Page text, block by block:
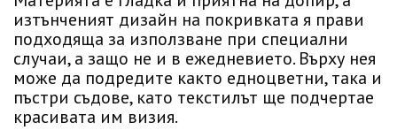
изтънченият дизайн на покривката я прави
подходяща за използване при специални
случаи, а защо не и в ежедневието. Върху нея
може да подредите както едноцветни, така и
пъстри съдове, като текстилът ще подчертае
красивата им визия.